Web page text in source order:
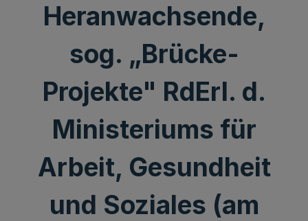
Heranwachsende,
sog. „Brücke-
Projekte" RdErl. d.
Ministeriums für
Arbeit, Gesundheit
und Soziales (am